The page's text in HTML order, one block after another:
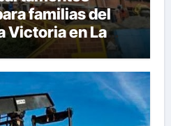
familias del
Victoria en La